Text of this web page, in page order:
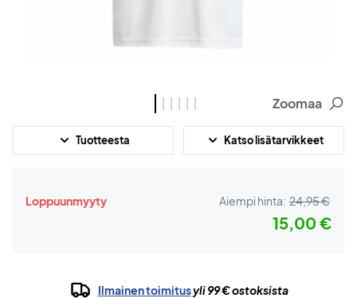
Zoomaa
Tuotteesta Katso lisätarvikkeet
Loppuunmyyty Aiempi hinta: 24,95 €
15,00 €
Ilmainen toimitusyli 99 € ostoksista